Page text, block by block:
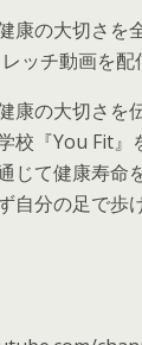
康の大切さを
ッチ動画を配
康の大切さを
校『You Fit』
じて健康寿命
自分の足で歩